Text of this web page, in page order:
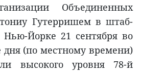
Объединенных
Гутерришем в штаб-
Йорке 21 сентября во
дня (по местному времени)
высокого уровня 78-й